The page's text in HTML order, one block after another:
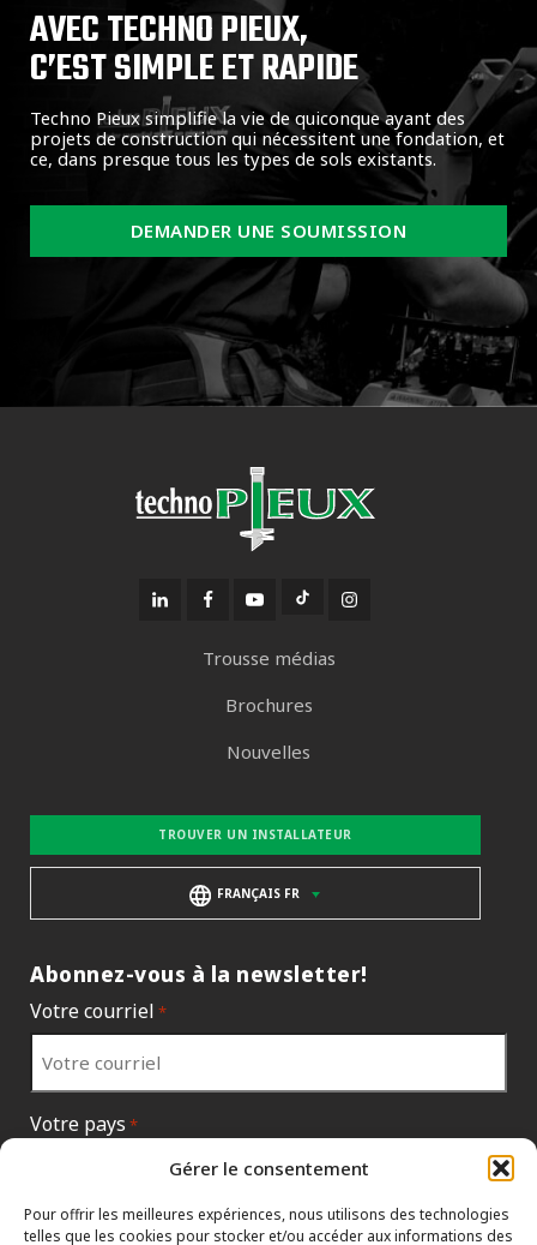
Gérer le consentement
Pour offrir les meilleures expériences, nous utilisons des technologies
telles que les cookies pour stocker et/ou accéder aux informations des
AVEC TECHNO PIEUX,
C’EST SIMPLE ET RAPIDE
Techno Pieux simplifie la vie de quiconque ayant des
projets de construction qui nécessitent une fondation, et
ce, dans presque tous les types de sols existants.
DEMANDER UNE SOUMISSION
Trousse médias
Brochures
Nouvelles
TROUVER UN INSTALLATEUR
FRANÇAIS FR
Abonnez-vous à la newsletter!
Votre courriel *
Votre pays *